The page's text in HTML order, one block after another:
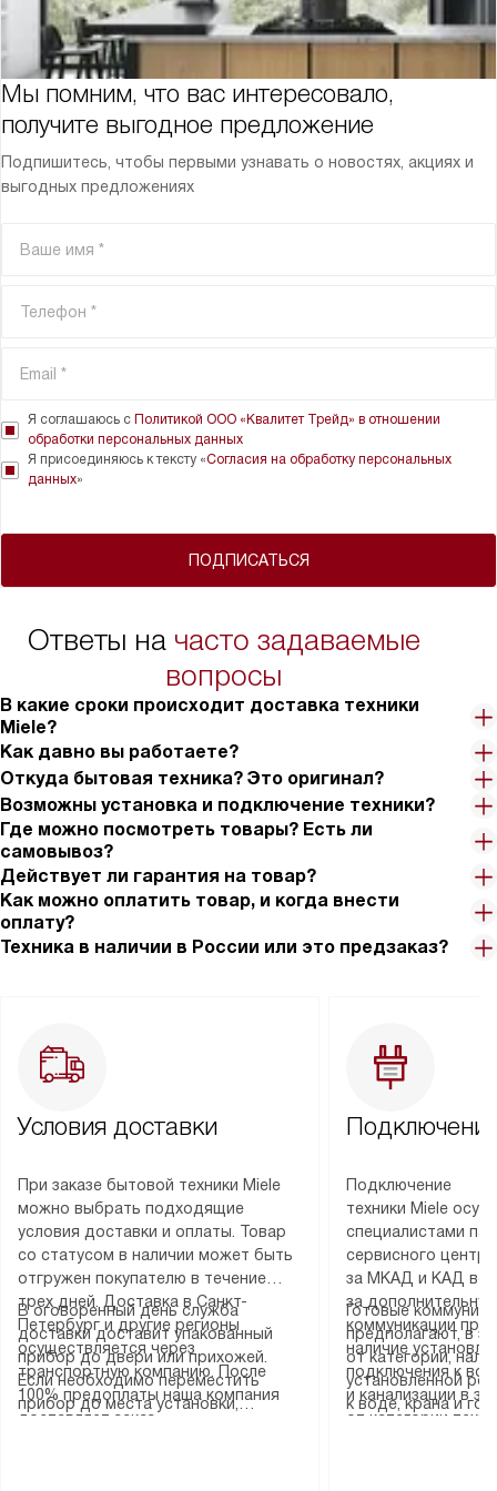
Мы помним, что вас интересовало,
получите выгодное предложение
Подпишитесь, чтобы первыми узнавать о новостях, акциях и
выгодных предложениях
ПОДПИСАТЬСЯ
Я соглашаюсь с Политикой ООО «Квалитет Трейд» в отношении
обработки персональных данных
Я присоединяюсь к тексту «Согласия на обработку персональных
данных»
Ответы на часто задаваемые
вопросы
В какие сроки происходит доставка техники
Miele?
Как давно вы работаете?
Откуда бытовая техника? Это оригинал?
Возможны установка и подключение техники?
Где можно посмотреть товары? Есть ли
самовывоз?
Действует ли гарантия на товар?
Как можно оплатить товар, и когда внести
оплату?
Техника в наличии в России или это предзаказ?
Условия доставки
При заказе бытовой техники Miele
можно выбрать подходящие
условия доставки и оплаты. Товар
со статусом в наличии может быть
отгружен покупателю в течение
трех дней. Доставка в Санкт-
Петербург и другие регионы
осуществляется через
транспортную компанию. После
100% предоплаты наша компания
доставляет заказ
В оговоренный день служба
доставки доставит упакованный
прибор до двери или прихожей.
Если необходимо переместить
прибор до места установки,
Подключение
техники Miele
специалистами
сервисного
за МКАД и КАД
за
коммуникации
наличие
подключения к
и канализации в
от категории
Готовые
предполагают, в
от категории,
установленной
к воде, крана и